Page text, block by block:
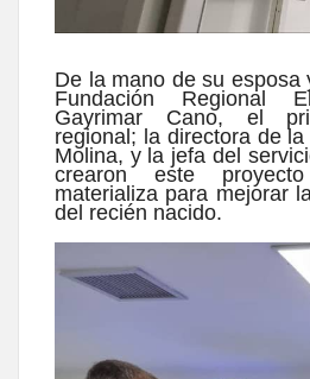
De la mano de su esposa
Fundación Regional
Gayrimar Cano, el
regional; la directora de
Molina, y la jefa del
crearon este
materializa para mejorar
del recién nacido.